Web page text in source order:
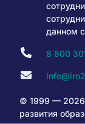
данном
8 800
© 1999 —
развития